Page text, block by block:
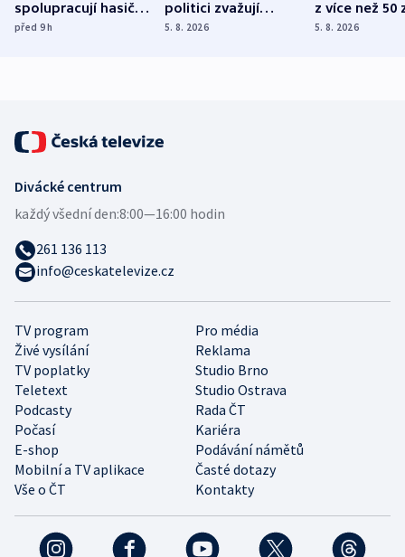
spolupracují hasiči z
různých zemí
před 9h
politici zvažují
dohodu o
5. 8. 2026
z více než 50
Bojovali na
5. 8. 2026
TV program
Pro média
Živé vysílání
Reklama
TV poplatky
Studio Brno
Teletext
Studio Ostrava
Podcasty
Rada ČT
Počasí
Kariéra
E-shop
Podávání námětů
Mobilní a TV aplikace
Časté dotazy
Vše o ČT
Kontakty
Divácké centrum
každý všední den:8:00—16:00 hodin
261 136 113
info@ceskatelevize.cz